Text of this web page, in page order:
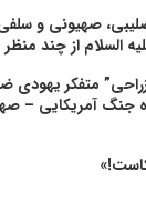
صهیونی و
السلام از چند منظر
متفکر یهودی
جنگ آمریکایی –